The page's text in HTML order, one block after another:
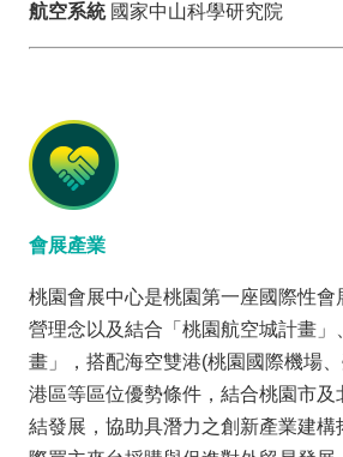
航空系統國家中山科學研究院
會展產業
桃園會展中心是桃園第一座國際性會
營理念以及結合「桃園航空城計畫」
畫」，搭配海空雙港(桃園國際機場
港區等區位優勢條件，結合桃園市及
結發展，協助具潛力之創新產業建構